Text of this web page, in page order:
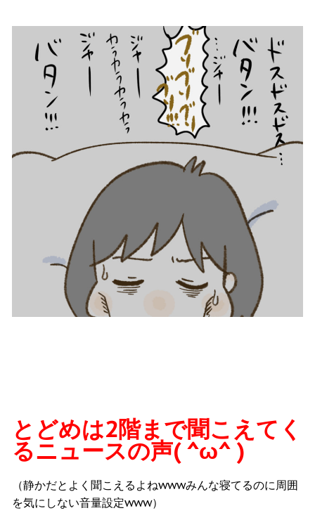
とどめは2階まで聞こえてく
るニュースの声( ^ω^ )
（静かだとよく聞こえるよねwwwみんな寝てるのに周囲
を気にしない音量設定www）